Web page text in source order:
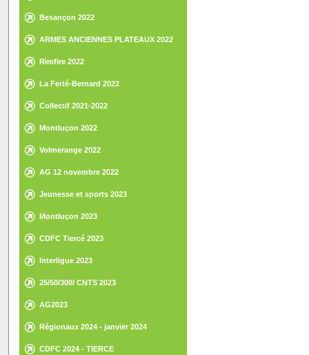
Besançon 2022
ARMES ANCIENNES PLATEAUX 2022
Rimfire 2022
La Ferté-Bernard 2022
Collectif 2021-2022
Montluçon 2022
Volmerange 2022
AG 12 novembre 2022
Jeunesse et sports 2023
Montluçon 2023
CDFC Tiercé 2023
Interligue 2023
25/50/300/ CNTS 2023
AG2023
Régionaux 2024 - janvier 2024
CDFC 2024 - TIERCE